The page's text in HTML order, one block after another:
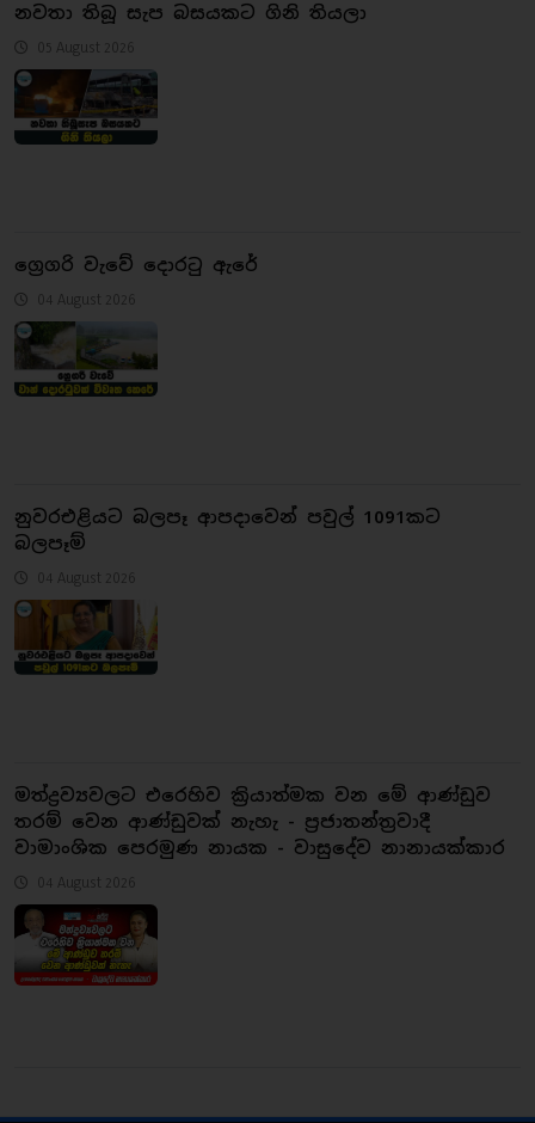
නවතා තිබූ සැප බසයකට ගිනි තියලා
05 August 2026
ග්‍රෙගරි වැවේ දොරටු ඇරේ
04 August 2026
නුවරඑළියට බලපෑ ආපදාවෙන් පවුල් 1091කට
බලපෑම්
04 August 2026
මත්ද්‍රව්‍යවලට එරෙහිව ක්‍රියාත්මක වන මේ ආණ්ඩුව
තරම් වෙන ආණ්ඩුවක් නැහැ - ප්‍රජාතන්ත්‍රවාදී
වාමාංශික පෙරමුණ නායක - වාසුදේව නානායක්කාර
04 August 2026